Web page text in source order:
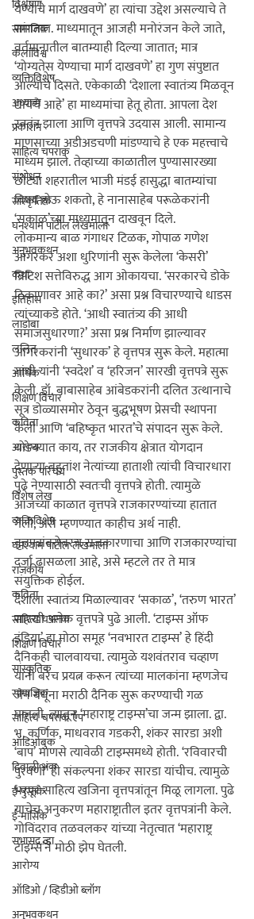
विश्लेषण
सामाजिक
कलाविश्व
व्यक्तिविशेष
अध्यात्म
प्रकाशन
साहित्य चपराक
संशोधन
सांस्कृतिक
घनश्याम पाटील लेखमाला
अनुभवकथन
कथा
इतिहास
लाडोबा
ललित
आर्थिक
शिक्षण विचार
कविता
आरोग्य
पुस्तक परिचय
विशेष लेख
व्यक्तिविशेष
घनश्याम पाटील लेखमाला
राजकीय
कविता
साहित्य चपराक
शिक्षण विचार
सांस्कृतिक
सामाजिक
साहित्य चपराक ऍप
ऑडिओबुक
दिवाळी अंक
ई-पुस्तके
ई-मासिके
सभासद व्हा
आरोग्य
ऑडिओ / व्हिडीओ ब्लॉग
अनुभवकथन
येण्याचे मार्ग दाखवणे’ हा त्यांचा उद्देश असल्याचे ते
सांगतात. माध्यमातून आजही मनोरंजन केले जाते,
वर्तमानातील बातम्याही दिल्या जातात; मात्र
‘योग्यतेस येण्याचा मार्ग दाखवणे’ हा गुण संपुष्टात
आल्याचे दिसते. एकेकाळी ‘देशाला स्वातंत्र्य मिळवून
द्यायचे आहे’ हा माध्यमांचा हेतू होता. आपला देश
स्वतंत्र झाला आणि वृत्तपत्रे उदयास आली. सामान्य
माणसाच्या अडीअडचणी मांडण्याचे हे एक महत्त्वाचे
माध्यम झाले. तेव्हाच्या काळातील पुण्यासारख्या
छोट्या शहरातील भाजी मंडई हासुद्धा बातम्यांचा
विषय होऊ शकतो, हे नानासाहेब परूळेकरांनी
‘सकाळ’च्या माध्यमातून दाखवून दिले.
लोकमान्य बाळ गंगाधर टिळक, गोपाळ गणेश
आगरकर अशा धुरिणांनी सुरू केलेला ‘केसरी’
ब्रिटिश सत्तेविरुद्ध आग ओकायचा. ‘सरकारचे डोके
ठिकाणावर आहे का?’ असा प्रश्न विचारण्याचे धाडस
त्यांच्याकडे होते. ‘आधी स्वातंत्र्य की आधी
समाजसुधारणा?’ असा प्रश्न निर्माण झाल्यावर
आगरकरांनी ‘सुधारक’ हे वृत्तपत्र सुरू केले. महात्मा
गांधी यांनी ‘स्वदेश’ व ‘हरिजन’ सारखी वृत्तपत्रे सुरू
केली. डॉ. बाबासाहेब आंबेडकरांनी दलित उत्थानाचे
सूत्र डोळ्यासमोर ठेवून बुद्धभूषण प्रेसची स्थापना
केली आणि ‘बहिष्कृत भारत’चे संपादन सुरू केले.
थोडक्यात काय, तर राजकीय क्षेत्रात योगदान
देणाऱ्या बहुतांश नेत्यांच्या हाताशी त्यांची विचारधारा
पुढे नेण्यासाठी स्वतःची वृत्तपत्रे होती. त्यामुळे
आजच्या काळात वृत्तपत्रे राजकारण्यांच्या हातात
गेली, असे म्हणण्यात काहीच अर्थ नाही.
वृत्तपत्रांबरोबरच राजकारणाचा आणि राजकारण्यांचा
दर्जा ढासळला आहे, असे म्हटले तर ते मात्र
संयुक्तिक होईल.
देशाला स्वातंत्र्य मिळाल्यावर ‘सकाळ’, ‘तरुण भारत’
सारखी अनेक वृत्तपत्रे पुढे आली. ‘टाइम्स ऑफ
इंडिया’ हा मोठा समूह ‘नवभारत टाइम्स’ हे हिंदी
दैनिकही चालवायचा. त्यामुळे यशवंतराव चव्हाण
यांनी बरेच प्रयत्न करून त्यांच्या मालकांना म्हणजेच
जैन बंधूंना मराठी दैनिक सुरू करण्याची गळ
घातली. त्यातून ‘महाराष्ट्र टाइम्स’चा जन्म झाला. द्वा.
भ. कर्णिक, माधवराव गडकरी, शंकर सारडा अशी
‘बाप’ माणसे त्यावेळी टाइम्समध्ये होती. ‘रविवारची
पुरवणी’ ही संकल्पना शंकर सारडा यांचीच. त्यामुळे
भरपूर साहित्य खजिना वृत्तपत्रांतून मिळू लागला. पुढे
याचेच अनुकरण महाराष्ट्रातील इतर वृत्तपत्रांनी केले.
गोविंदराव तळवलकर यांच्या नेतृत्वात ‘महाराष्ट्र
टाइम्स’ने मोठी झेप घेतली.